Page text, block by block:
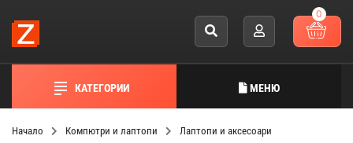
0
КАТЕГОРИИ МЕНЮ
Начало Компютри и лаптопи
Лаптопи и аксесоари